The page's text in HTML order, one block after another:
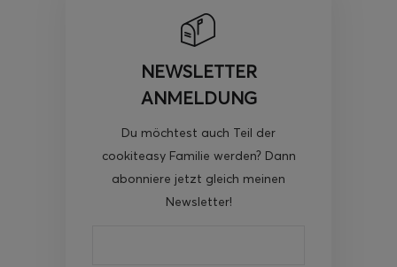
NEWSLETTER
ANMELDUNG
Du möchtest auch Teil der
cookiteasy Familie werden? Dann
abonniere jetzt gleich meinen
Newsletter!